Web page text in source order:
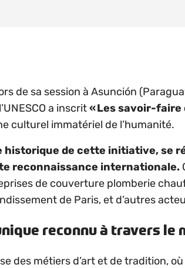
de sa session à Asunción
a inscrit« Les savoir-faire
culturel immatériel de l’humanité.
historique de cette initiative, se
reconnaissance internationale.
de couverture plomberie
de Paris, et d’autres
reconnu à travers le
des métiers d’art et de tradition,